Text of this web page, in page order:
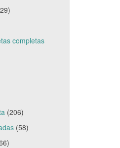
completas
(206)
(58)